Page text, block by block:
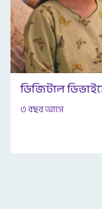
ডিজিটাল
৩ বছর আগে